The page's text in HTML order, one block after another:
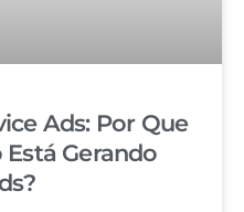
Ads: Por Que
Gerando